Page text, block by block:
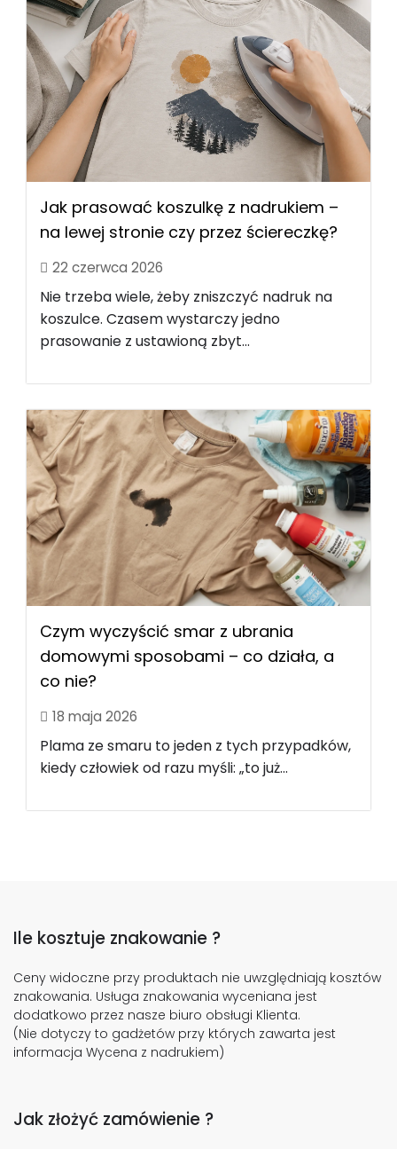
Jak prasować koszulkę z nadrukiem –
na lewej stronie czy przez ściereczkę?
22 czerwca 2026
Nie trzeba wiele, żeby zniszczyć nadruk na
koszulce. Czasem wystarczy jedno
prasowanie z ustawioną zbyt...
Czym wyczyścić smar z ubrania
domowymi sposobami – co działa, a
co nie?
18 maja 2026
Plama ze smaru to jeden z tych przypadków,
kiedy człowiek od razu myśli: „to już...
Ile kosztuje znakowanie ?
Ceny widoczne przy produktach nie uwzględniają kosztów
znakowania. Usługa znakowania wyceniana jest
dodatkowo przez nasze biuro obsługi Klienta.
(Nie dotyczy to gadżetów przy których zawarta jest
informacja Wycena z nadrukiem)
Jak złożyć zamówienie ?